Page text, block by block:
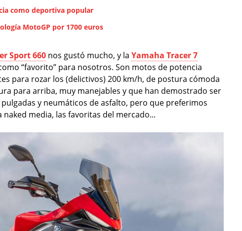
como deportiva popular
MotoGP por 1700 euros
Sport 660 nos gustó mucho, y la Yamaha Tracer 7
“favorito” para nosotros. Son motos de potencia
para rozar los (delictivos) 200 km/h, de postura cómoda
para arriba, muy manejables y que han demostrado ser
pulgadas y neumáticos de asfalto, pero que preferimos
media, las favoritas del mercado...